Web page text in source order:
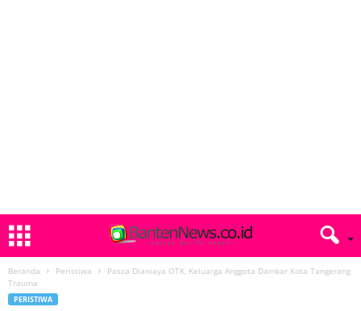
Beranda Peristiwa
Pasca Dianiaya OTK, Keluarga Anggota Damkar Kota Tangerang
Trauma
PERISTIWA